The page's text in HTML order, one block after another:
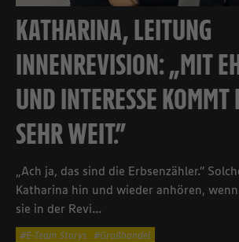
KATHARINA, LEITUNG
INNENREVISION: „MIT
UND INTERESSE
SEHR WEIT.”
„Ach ja, das sind die Erbsenzähler.”
Katharina hin und wieder anhören,
sie in der Revi...
E-Team Storys Großhandel